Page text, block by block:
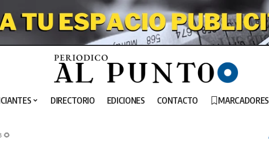
DIRECTORIO EDICIONES CONTACTO MARCADORES
🌻